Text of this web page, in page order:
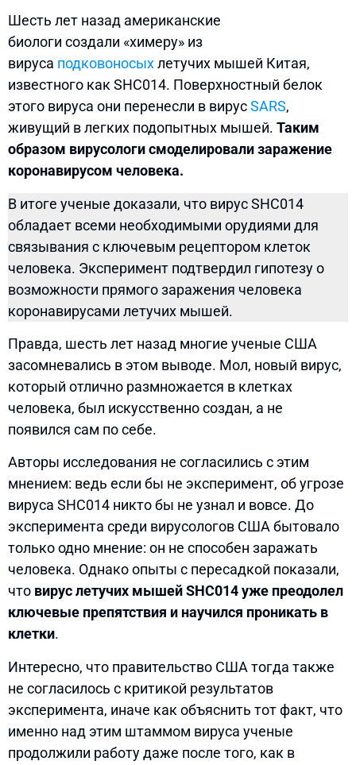
Шесть лет назад американские
биологи создали «химеру» из
вируса подковоносыхлетучих мышей Китая,
известного как SHC014. Поверхностный белок
этого вируса они перенесли в вирусSARS,
живущий в легких подопытных мышей. Таким
образом вирусологи смоделировали заражение
коронавирусом человека.
В итоге ученые доказали, что вирус SHC014
обладает всеми необходимыми орудиями для
связывания с ключевым рецептором клеток
человека. Эксперимент подтвердил гипотезу о
возможности прямого заражения человека
коронавирусами летучих мышей.
Правда, шесть лет назад многие ученые США
засомневались в этом выводе. Мол, новый вирус,
который отлично размножается в клетках
человека, был искусственно создан, а не
появился сам по себе.
Авторы исследования не согласились с этим
мнением: ведь если бы не эксперимент, об угрозе
вируса SHC014 никто бы не узнал и вовсе. До
эксперимента среди вирусологов США бытовало
только одно мнение: он не способен заражать
человека. Однако опыты с пересадкой показали,
что вирус летучих мышей SHC014 уже преодолел
ключевые препятствия и научился проникать в
клетки.
Интересно, что правительство США тогда также
не согласилось с критикой результатов
эксперимента, иначе как объяснить тот факт, что
именно над этим штаммом вируса ученые
продолжили работу даже после того, как в